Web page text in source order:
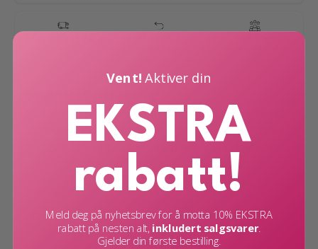
Dette praktiske målebåndet fra Lindas Dekor er et
uunnværlig verktøy for både nybegynnere og erfarne
millimeter og tommer (5 meter x 25 mm), gir det deg
nøyaktige og lettleste målinger uansett prosjekt.
Perfekt for alt fra oppmåling av møbler og veggflater
til nøyaktig tilpasning av kontaktplast, fliser og annen
Vent! Aktiver din
EKSTRA
rabatt!
Meld deg på nyhetsbrev for å motta 10% EKSTRA
rabatt på nesten alt, inkludert salgsvarer.
Gjelder din første bestilling.